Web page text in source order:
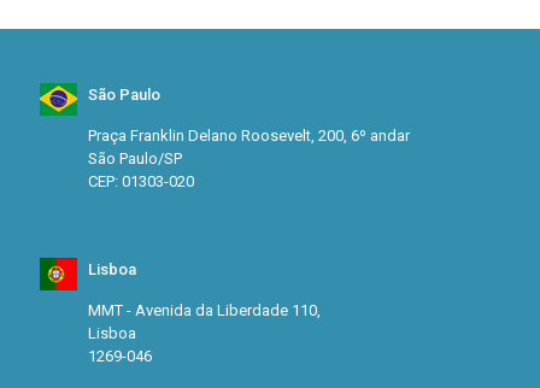
São Paulo
Praça Franklin Delano Roosevelt, 200, 6º andar
São Paulo/SP
CEP: 01303-020
Lisboa
MMT - Avenida da Liberdade 110,
Lisboa
1269-046